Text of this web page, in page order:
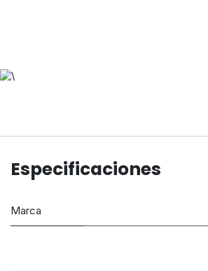
Especificaciones
Marca